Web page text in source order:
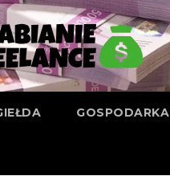
GOSPODARKA